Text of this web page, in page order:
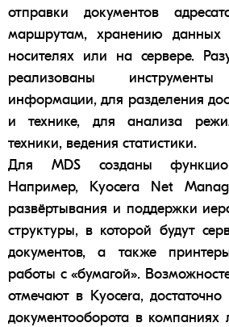
отправки документов
маршрутам, хранению
носителях или на сервере.
реализованы
информации, для разделения
и технике, для анализа
техники, ведения статистики.
Для MDS созданы
Например,
Kyocera Net
развёртывания и поддержки
структуры, в которой будут
документов, а также
работы с «бумагой».
отмечают в Kyocera,
документооборота в компаниях